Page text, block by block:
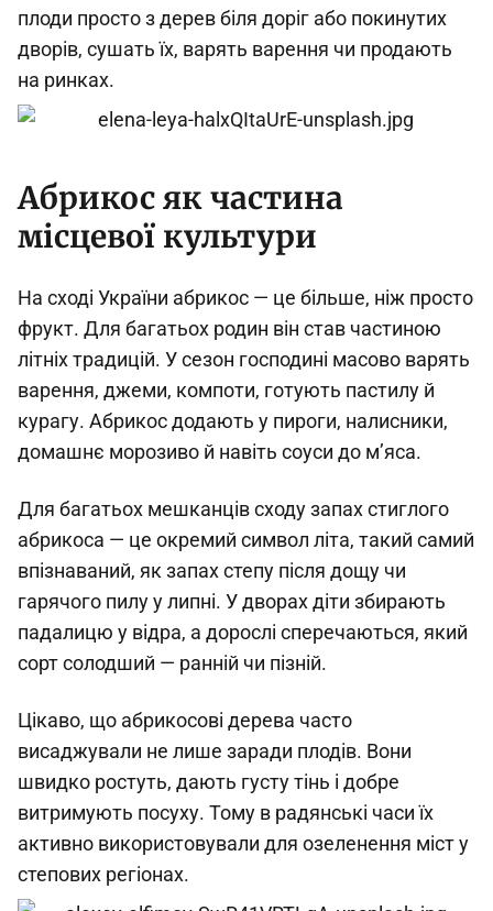
плоди просто з дерев біля доріг або покинутих
дворів, сушать їх, варять варення чи продають
на ринках.
Абрикос як частина
місцевої культури
На сході України абрикос — це більше, ніж просто
фрукт. Для багатьох родин він став частиною
літніх традицій. У сезон господині масово варять
варення, джеми, компоти, готують пастилу й
курагу. Абрикос додають у пироги, налисники,
домашнє морозиво й навіть соуси до м’яса.
Для багатьох мешканців сходу запах стиглого
абрикоса — це окремий символ літа, такий самий
впізнаваний, як запах степу після дощу чи
гарячого пилу у липні. У дворах діти збирають
падалицю у відра, а дорослі сперечаються, який
сорт солодший — ранній чи пізній.
Цікаво, що абрикосові дерева часто
висаджували не лише заради плодів. Вони
швидко ростуть, дають густу тінь і добре
витримують посуху. Тому в радянські часи їх
активно використовували для озеленення міст у
степових регіонах.